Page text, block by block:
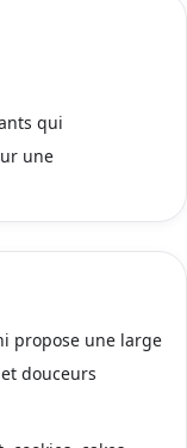
propose une large
douceurs
qui
une